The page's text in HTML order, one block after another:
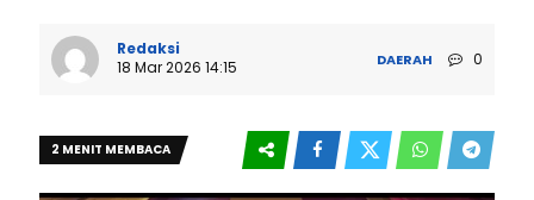
Redaksi
18 Mar 2026 14:15
DAERAH 0
2 MENIT MEMBACA